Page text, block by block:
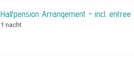
Halfpension Arrangement - incl. entree
1 nacht